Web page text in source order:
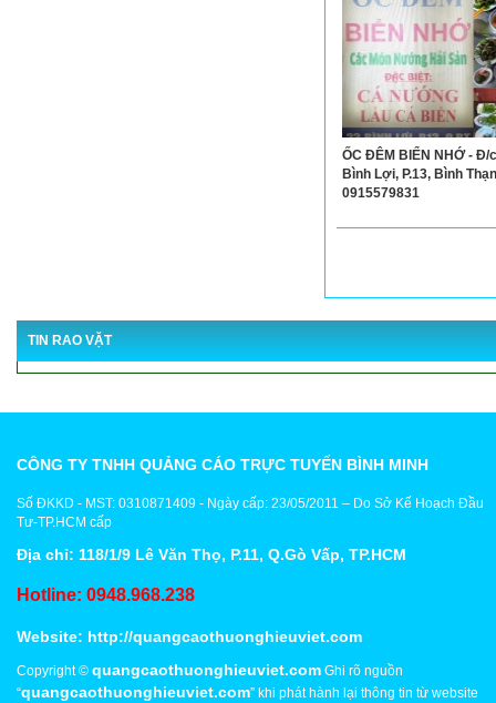
ỐC ĐÊM BIỂN NHỚ - Đ/
Bình Lợi, P.13, Bình
0915579831
TIN RAO VẶT
CÔNG TY TNHH QUẢNG CÁO TRỰC TUYẾN BÌNH MINH
Số ĐKKD - MST: 0310871409 - Ngày cấp: 23/05/2011 – Do Sở Kế Hoạch Đầu
Tư-TP.HCM cấp
Địa chỉ: 118/1/9 Lê Văn Thọ, P.11, Q.Gò Vấp, TP.HCM
Hotline: 0948.968.238
Website: http://quangcaothuonghieuviet.com
Copyright © quangcaothuonghieuviet.com Ghi rõ nguồn
“quangcaothuonghieuviet.com” khi phát hành lại thông tin từ website